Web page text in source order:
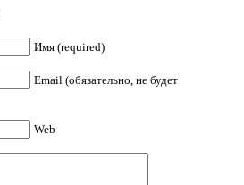
Имя (required)
Email (обязательно, не будет
Web